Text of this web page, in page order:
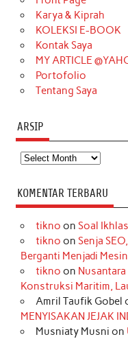
k
a
m
Karya & Kiprah
KOLEKSI E-BOOK
Kontak Saya
MY ARTICLE
Portofolio
Tentang Saya
ARSIP
Arsip
KOMENTAR TERBARU
tikno on Soal
tikno on Senja
Berganti Menjadi
tikno on
Konstruksi Maritim,
Amril Taufik Gobel
MENYISAKAN JEJAK
Musniaty Musni on